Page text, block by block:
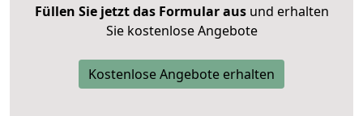
Füllen Sie jetzt das Formular ausund erhalten
Sie kostenlose Angebote
Kostenlose Angebote erhalten